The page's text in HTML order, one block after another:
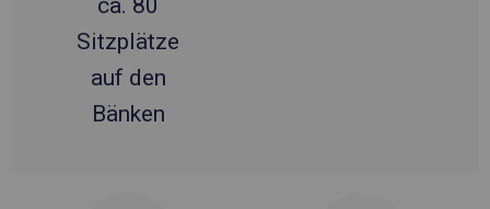
Sitzplätze
auf den
Bänken